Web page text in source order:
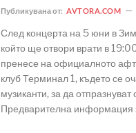
Публикувана от: AVTORA.COM
След концерта на 5 юни в
който ще отвори врати в
пренесе на официалното
клуб Терминал 1, където се
музиканти, за да отпразнуват
Предварителна информация